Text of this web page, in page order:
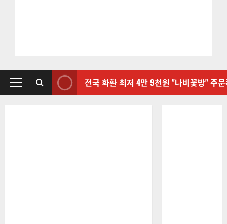
기
전국 화환 최저 4만 9천원 "나비꽃방" 주